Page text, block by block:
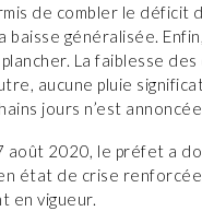
de combler le déficit
généralisée.
La faiblesse des
aucune pluie
jours n’est
août 2020, le préfet a
état de crise
en vigueur.